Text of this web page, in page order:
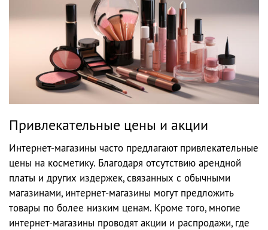
Привлекательные цены и акции
Интернет-магазины часто предлагают привлекательные
цены на косметику. Благодаря отсутствию арендной
платы и других издержек, связанных с обычными
магазинами, интернет-магазины могут предложить
товары по более низким ценам. Кроме того, многие
интернет-магазины проводят акции и распродажи, где